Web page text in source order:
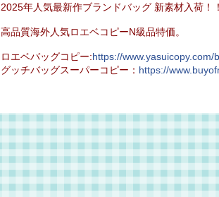
2025年人気最新作ブランドバッグ 新素材入荷！！
高品質海外人気ロエベコピーN級品特価。
ロエベバッグコピー:https://www.yasuicopy.com/
グッチバッグスーパーコピー： https://